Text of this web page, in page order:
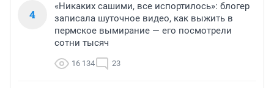
4
«Никаких сашими, все испортилось»: блогер
записала шуточное видео, как выжить в
пермское вымирание — его посмотрели
сотни тысяч
16 134 23